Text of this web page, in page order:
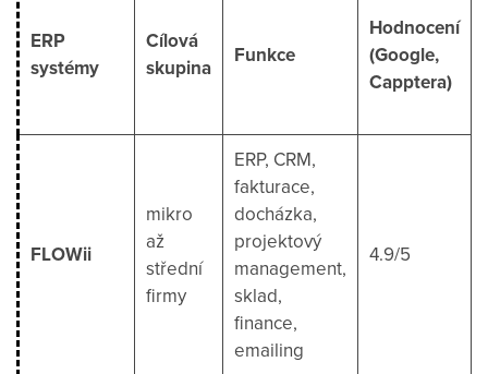
ERP
systémy
Cílová
skupina
Funkce
Hodnocení
(Google,
Capptera)
FLOWii
mikro
až
střední
firmy
ERP, CRM,
fakturace,
docházka,
projektový
management,
sklad,
finance,
emailing
4.9/5